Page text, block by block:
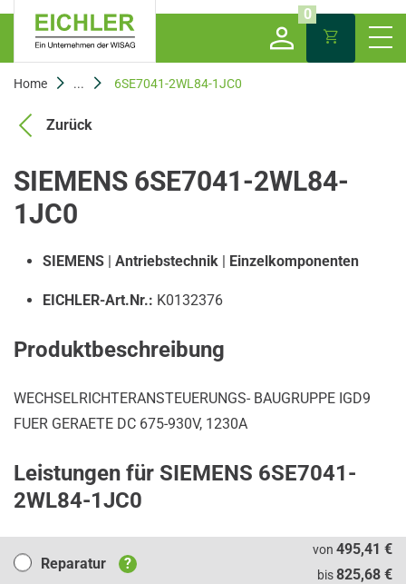
0
Home ... 6SE7041-2WL84-1JC0
Zurück
SIEMENS 6SE7041-2WL84-
1JC0
SIEMENS | Antriebstechnik | Einzelkomponenten
EICHLER-Art.Nr.: K0132376
Produktbeschreibung
WECHSELRICHTERANSTEUERUNGS- BAUGRUPPE IGD9
FUER GERAETE DC 675-930V, 1230A
Leistungen für SIEMENS 6SE7041-
2WL84-1JC0
Reparatur
Reparatur ?
von 495,41 €
bis825,68 €